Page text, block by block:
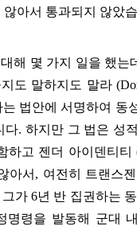
않아서 통과되지 않았
해 몇 가지 일을 했는
도 말하지도 말라
는 법안에 서명하여 동
. 하지만 그 법은 성
하고 젠더 아이덴티티
아서, 여전히 트랜스
가 6년 반 집권하는
명령을 발동해 군대